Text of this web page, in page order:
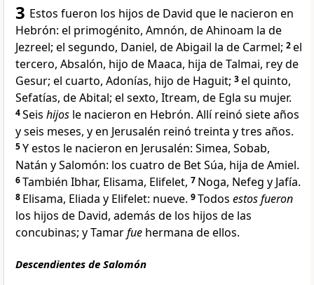
3 Estos fueron los hijos de David que le nacieron en
Hebrón: el primogénito, Amnón, de Ahinoam la de
Jezreel; el segundo, Daniel, de Abigail la de Carmel; 2el
tercero, Absalón, hijo de Maaca, hija de Talmai, rey de
Gesur; el cuarto, Adonías, hijo de Haguit; 3el quinto,
Sefatías, de Abital; el sexto, Itream, de Egla su mujer.
4Seis hijos le nacieron en Hebrón. Allí reinó siete años
y seis meses, y en Jerusalén reinó treinta y tres años.
5Y estos le nacieron en Jerusalén: Simea, Sobab,
Natán y Salomón: los cuatro de Bet Súa, hija de Amiel.
6También Ibhar, Elisama, Elifelet, 7 Noga, Nefeg y Jafía.
8 Elisama, Eliada y Elifelet: nueve. 9Todos estos fueron
los hijos de David, además de los hijos de las
concubinas; y Tamarfue hermana de ellos.
Descendientes de Salomón